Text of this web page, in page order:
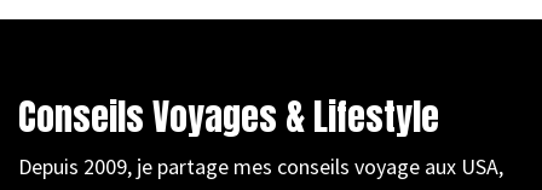
Conseils Voyages & Lifestyle
Depuis 2009, je partage mes conseils voyage aux USA,